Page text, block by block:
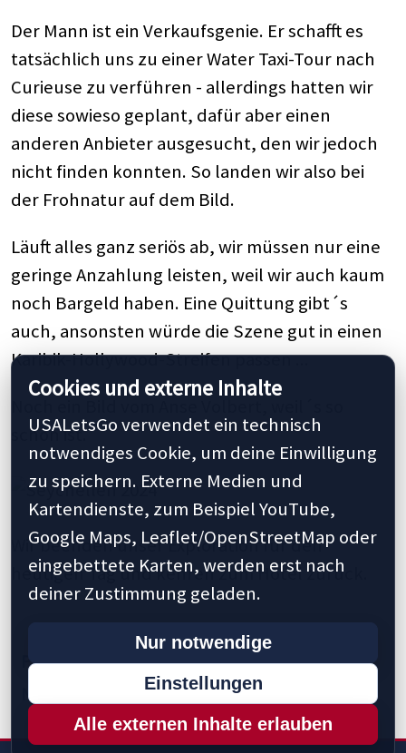
Der Mann ist ein Verkaufsgenie. Er schafft es
tatsächlich uns zu einer Water Taxi-Tour nach
Curieuse zu verführen - allerdings hatten wir
diese sowieso geplant, dafür aber einen
anderen Anbieter ausgesucht, den wir jedoch
nicht finden konnten. So landen wir also bei
der Frohnatur auf dem Bild.
Läuft alles ganz seriös ab, wir müssen nur eine
geringe Anzahlung leisten, weil wir auch kaum
noch Bargeld haben. Eine Quittung gibt´s
auch, ansonsten würde die Szene gut in einen
Karibik-Hollywood-Streifen passen ...
schön ist.
Wir beenden unser Exploration für den
heutigen Tag und kehren zum Hotel zurück.
Previous 1 5 10 15 23 25
30
Next »
Cookies und externe Inhalte
USALetsGo verwendet ein technisch
notwendiges Cookie, um deine Einwilligung
zu speichern. Externe Medien und
Kartendienste, zum Beispiel YouTube,
Google Maps, Leaflet/OpenStreetMap oder
eingebettete Karten, werden erst nach
deiner Zustimmung geladen.
Nur notwendige
Einstellungen
Alle externen Inhalte erlauben